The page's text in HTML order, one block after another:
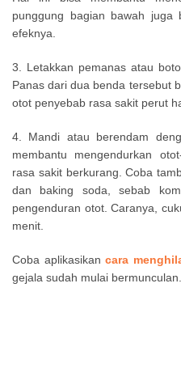
punggung bagian bawah juga
efeknya.
3. Letakkan pemanas atau
Panas dari dua benda tersebut
otot penyebab rasa sakit perut
4. Mandi atau berendam
membantu mengendurkan
rasa sakit berkurang. Coba
dan baking soda, sebab
pengenduran otot. Caranya,
menit.
Coba aplikasikancara
gejala sudah mulai bermunculan.